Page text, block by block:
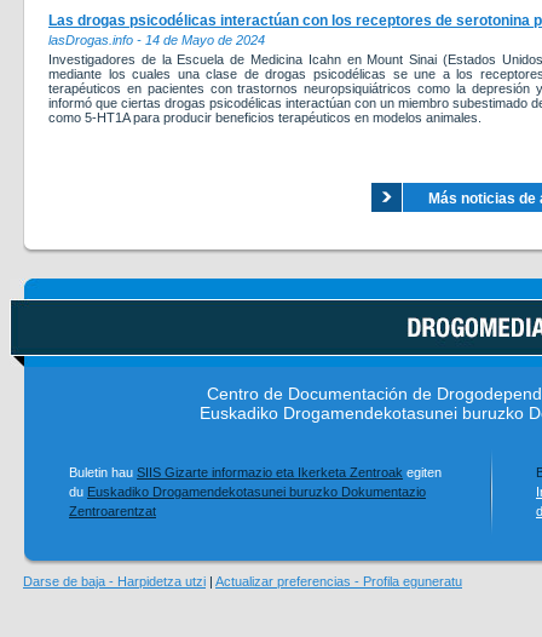
Las drogas psicodélicas interactúan con los receptores de serotonina
lasDrogas.info - 14 de Mayo de 2024
Investigadores de la Escuela de Medicina Icahn en Mount Sinai (Estados
mediante los cuales una clase de drogas psicodélicas se une a los
terapéuticos en pacientes con trastornos neuropsiquiátricos como la depresión
informó que ciertas drogas psicodélicas interactúan con un miembro subestimado
como 5-HT1A para producir beneficios terapéuticos en modelos animales.
Más noticias
Centro de Documentación de
Euskadiko Drogamendekotasunei buruzko
Buletin hau SIIS Gizarte informazio eta Ikerketa Zentroak egiten
du Euskadiko Drogamendekotasunei buruzko Dokumentazio
Zentroarentzat
Darse de baja - Harpidetza utzi | Actualizar preferencias - Profila eguneratu